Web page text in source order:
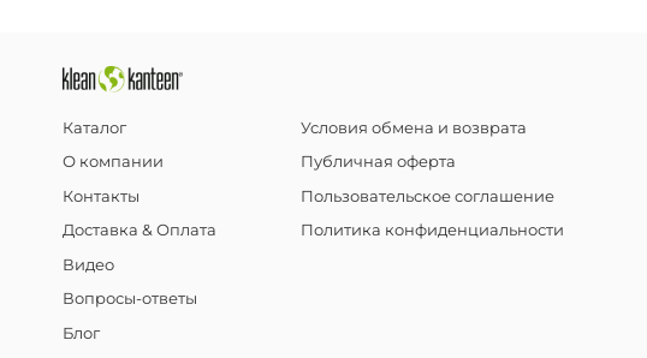
Каталог
О компании
Контакты
Доставка & Оплата
Видео
Вопросы-ответы
Блог
Условия обмена и возврата
Публичная оферта
Пользовательское соглашение
Политика конфиденциальности